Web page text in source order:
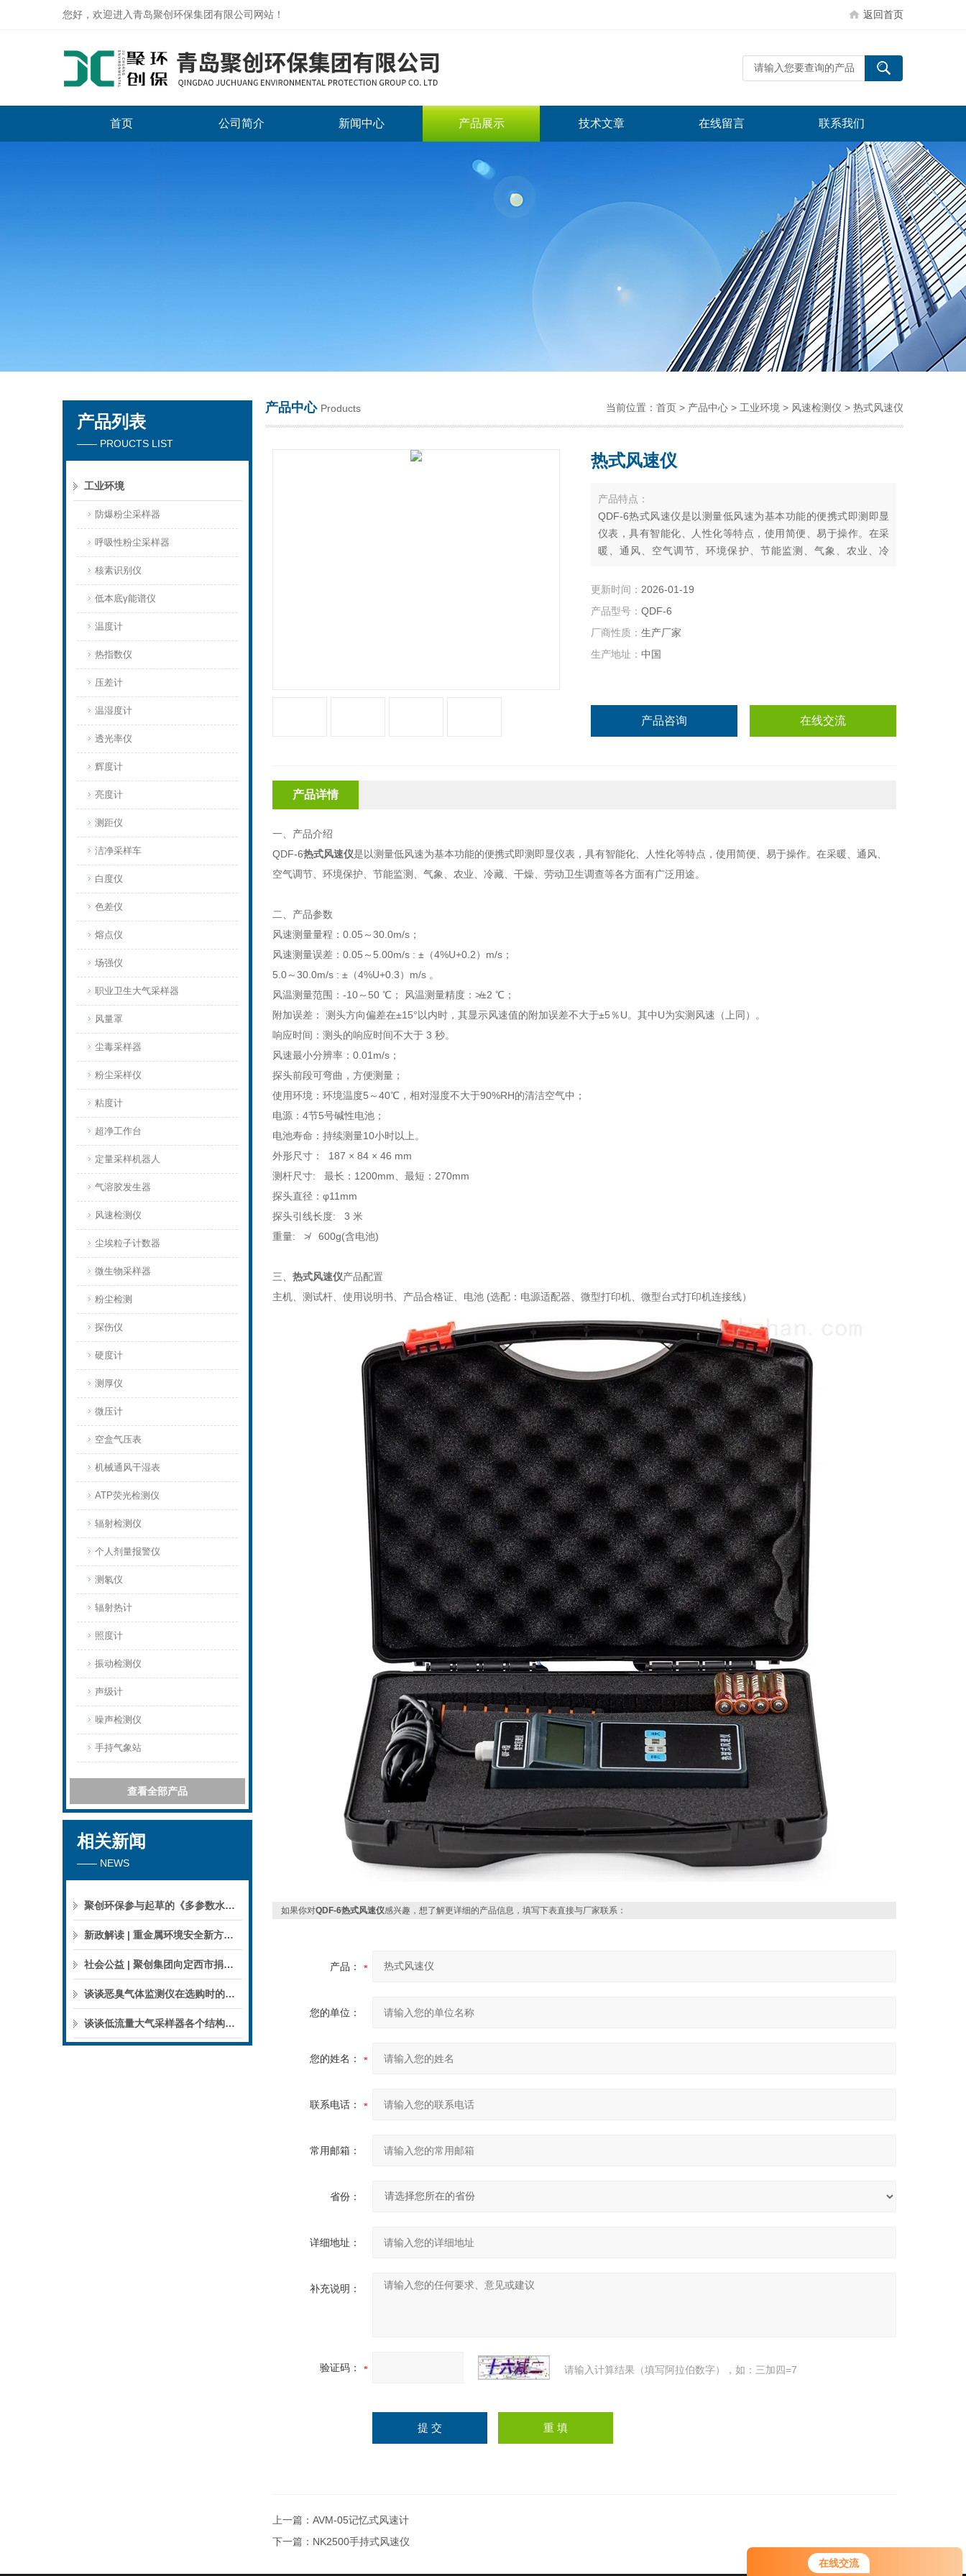
在线交流
您好，欢迎进入青岛聚创环保集团有限公司网站！ 返回首页
首页 公司简介 新闻中心 产品展示 技术文章 在线留言 联系我们
产品列表
—— PROUCTS LIST
工业环境
防爆粉尘采样器
呼吸性粉尘采样器
核素识别仪
低本底γ能谱仪
温度计
热指数仪
压差计
温湿度计
透光率仪
辉度计
亮度计
测距仪
洁净采样车
白度仪
色差仪
熔点仪
场强仪
职业卫生大气采样器
风量罩
尘毒采样器
粉尘采样仪
粘度计
超净工作台
定量采样机器人
气溶胶发生器
风速检测仪
尘埃粒子计数器
微生物采样器
粉尘检测
探伤仪
硬度计
测厚仪
微压计
空盒气压表
机械通风干湿表
ATP荧光检测仪
辐射检测仪
个人剂量报警仪
测氡仪
辐射热计
照度计
振动检测仪
声级计
噪声检测仪
手持气象站
查看全部产品
相关新闻
—— NEWS
聚创环保参与起草的《多参数水质分析仪》团标正式公布，促进国产仪器创新升级
新政解读 | 重金属环境安全新方案来了，聚焦5省21市！
社会公益 | 聚创集团向定西市捐赠检验检测仪器设备
谈谈恶臭气体监测仪在选购时的建议和指南
谈谈低流量大气采样器各个结构的特点
产品中心 Products 当前位置： 首页 > 产品中心 > 工业环境 > 风速检测仪 > 热式风速仪
热式风速仪
产品特点：
QDF-6热式风速仪是以测量低风速为基本功能的便携式即测即显
仪表，具有智能化、人性化等特点，使用简便、易于操作。在采
暖、通风、空气调节、环境保护、节能监测、气象、农业、冷
更新时间： 2026-01-19
产品型号： QDF-6
厂商性质： 生产厂家
生产地址： 中国
产品咨询 在线交流
产品详情
一、产品介绍
QDF-6热式风速仪是以测量低风速为基本功能的便携式即测即显仪表，具有智能化、人性化等特点，使用简便、易于操作。在采暖、通风、
空气调节、环境保护、节能监测、气象、农业、冷藏、干燥、劳动卫生调查等各方面有广泛用途。
二、产品参数
风速测量量程：0.05～30.0m/s；
风速测量误差：0.05～5.00m/s : ±（4%U+0.2）m/s；
5.0～30.0m/s : ±（4%U+0.3）m/s 。
风温测量范围：-10～50 ℃；
风温测量精度：≯±2 ℃；
附加误差： 测头方向偏差在±15°以内时，其显示风速值的附加误差不大于±5％U。其中U为实测风速（上同）。
响应时间：测头的响应时间不大于 3 秒。
风速最小分辨率：0.01m/s；
探头前段可弯曲，方便测量；
使用环境：环境温度5～40℃，相对湿度不大于90%RH的清洁空气中；
电源：4节5号碱性电池；
电池寿命：持续测量10小时以上。
外形尺寸： 187 × 84 × 46 mm
测杆尺寸: 最长：1200mm、最短：270mm
探头直径：φ11mm
探头引线长度: 3 米
重量: ≯ 600g(含电池)
三、 热式风速仪产品配置
主机、测试杆、使用说明书、产品合格证、电池 (选配：电源适配器、微型打印机、微型台式打印机连接线）
如果你对QDF-6热式风速仪感兴趣，想了解更详细的产品信息，填写下表直接与厂家联系：
产品：
您的单位：
您的姓名：
联系电话：
常用邮箱：
省份：
详细地址：
补充说明：
验证码： 请输入计算结果（填写阿拉伯数字），如：三加四=7
上一篇： AVM-05记忆式风速计
下一篇： NK2500手持式风速仪